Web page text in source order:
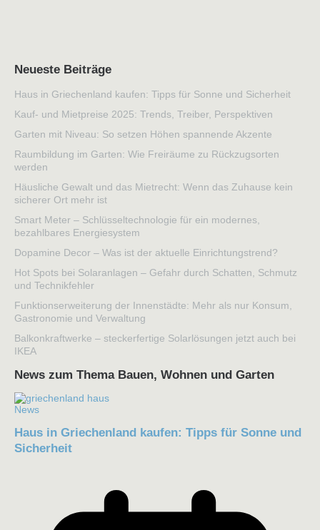
Neueste Beiträge
Haus in Griechenland kaufen: Tipps für Sonne und Sicherheit
Kauf- und Mietpreise 2025: Trends, Treiber, Perspektiven
Garten mit Niveau: So setzen Höhen spannende Akzente
Raumbildung im Garten: Wie Freiräume zu Rückzugsorten
werden
Häusliche Gewalt und das Mietrecht: Wenn das Zuhause kein
sicherer Ort mehr ist
Smart Meter – Schlüsseltechnologie für ein modernes,
bezahlbares Energiesystem
Dopamine Decor – Was ist der aktuelle Einrichtungstrend?
Hot Spots bei Solaranlagen – Gefahr durch Schatten, Schmutz
und Technikfehler
Funktionserweiterung der Innenstädte: Mehr als nur Konsum,
Gastronomie und Verwaltung
Balkonkraftwerke – steckerfertige Solarlösungen jetzt auch bei
IKEA
News zum Thema Bauen, Wohnen und Garten
News
Haus in Griechenland kaufen: Tipps für Sonne und
Sicherheit